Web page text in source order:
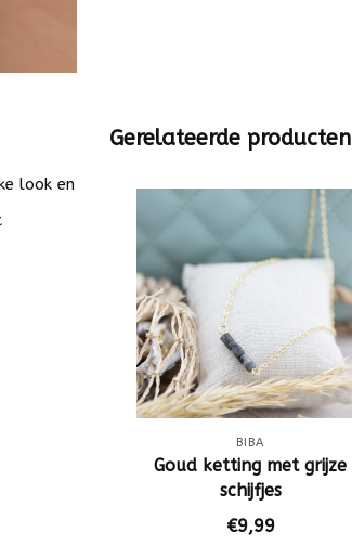
look en
Gerelateerde producten
BIBA
Goud ketting met grijze
schijfjes
€9,99